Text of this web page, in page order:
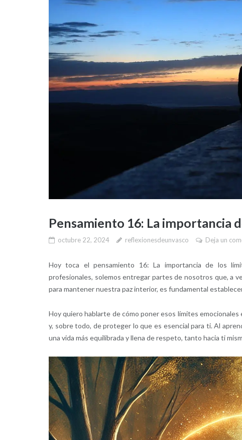
Pensamiento 16: La importancia
octubre 22, 2024 reflexionesdeunvasco Deja un
Hoy toca el pensamiento 16: La importancia de los
profesionales, solemos entregar partes de nosotros que, a
para mantener nuestra paz interior, es fundamental
Hoy quiero hablarte de cómo poner esos límites
y, sobre todo, de proteger lo que es esencial para ti. Al
una vida más equilibrada y llena de respeto, tanto hacia ti